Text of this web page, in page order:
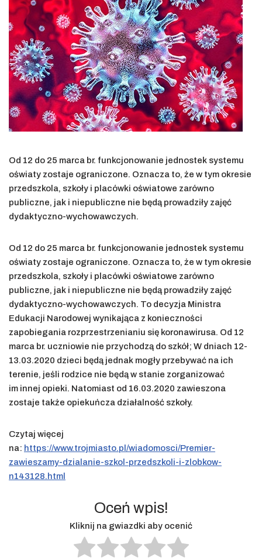
Od 12 do 25 marca br. funkcjonowanie jednostek systemu
oświaty zostaje ograniczone. Oznacza to, że w tym okresie
przedszkola, szkoły i placówki oświatowe zarówno
publiczne, jak i niepubliczne nie będą prowadziły zajęć
dydaktyczno-wychowawczych.
Od 12 do 25 marca br. funkcjonowanie jednostek systemu
oświaty zostaje ograniczone. Oznacza to, że w tym okresie
przedszkola, szkoły i placówki oświatowe zarówno
publiczne, jak i niepubliczne nie będą prowadziły zajęć
dydaktyczno-wychowawczych. To decyzja Ministra
Edukacji Narodowej wynikająca z konieczności
zapobiegania rozprzestrzenianiu się koronawirusa. Od 12
marca br. uczniowie nie przychodzą do szkół; W dniach 12-
13.03.2020 dzieci będą jednak mogły przebywać na ich
terenie, jeśli rodzice nie będą w stanie zorganizować
im innej opieki. Natomiast od 16.03.2020 zawieszona
zostaje także opiekuńcza działalność szkoły.
Czytaj więcej
na: https://www.trojmiasto.pl/wiadomosci/Premier-
zawieszamy-dzialanie-szkol-przedszkoli-i-zlobkow-
n143128.html
Oceń wpis!
Kliknij na gwiazdki aby ocenić